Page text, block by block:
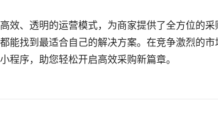
效、透明的运营模式，为商家提供了全方位的
能找到最适合自己的解决方案。在竞争激烈的市
程序，助您轻松开启高效采购新篇章。